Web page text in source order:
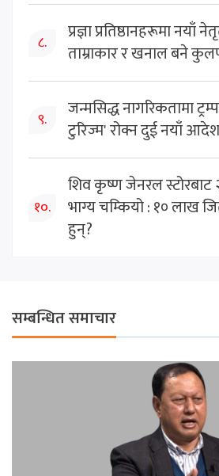
८.
प्रज्ञा प्रतिष्ठानहरूमा नयाँ
ताम्राकार र खनाल बने
९.
जन्मसिद्ध नागरिकतामा
टुरिज्म' रोक्न दुई नयाँ
१०.
शिव कृष्ण जेनरल स्टोरबाट
भाग्य चम्कियो : १० लाख
हुन्?
सम्बन्धित समाचार